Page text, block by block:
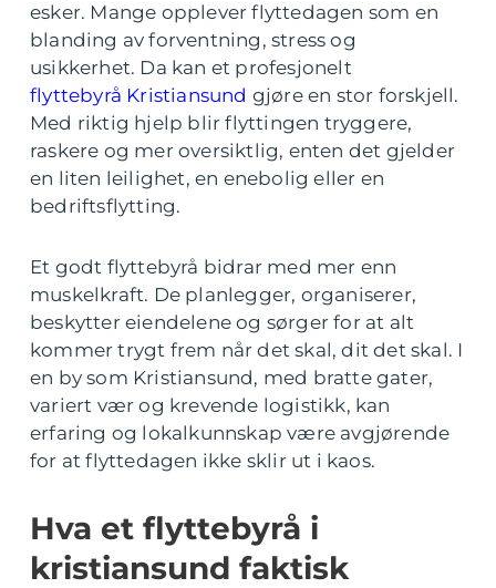
esker. Mange opplever flyttedagen som en
blanding av forventning, stress og
usikkerhet. Da kan et profesjonelt
flyttebyrå Kristiansund gjøre en stor forskjell.
Med riktig hjelp blir flyttingen tryggere,
raskere og mer oversiktlig, enten det gjelder
en liten leilighet, en enebolig eller en
bedriftsflytting.
Et godt flyttebyrå bidrar med mer enn
muskelkraft. De planlegger, organiserer,
beskytter eiendelene og sørger for at alt
kommer trygt frem når det skal, dit det skal. I
en by som Kristiansund, med bratte gater,
variert vær og krevende logistikk, kan
erfaring og lokalkunnskap være avgjørende
for at flyttedagen ikke sklir ut i kaos.
Hva et flyttebyrå i
kristiansund faktisk